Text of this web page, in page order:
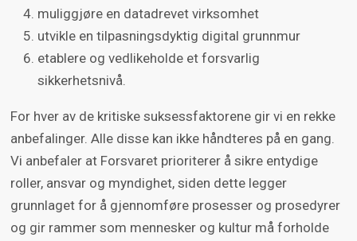
muliggjøre en datadrevet virksomhet
utvikle en tilpasningsdyktig digital grunnmur
etablere og vedlikeholde et forsvarlig
sikkerhetsnivå.
For hver av de kritiske suksessfaktorene gir vi en rekke
anbefalinger. Alle disse kan ikke håndteres på en gang.
Vi anbefaler at Forsvaret prioriterer å sikre entydige
roller, ansvar og myndighet, siden dette legger
grunnlaget for å gjennomføre prosesser og prosedyrer
og gir rammer som mennesker og kultur må forholde